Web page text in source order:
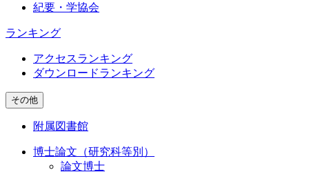
紀要・学協会
ランキング
アクセスランキング
ダウンロードランキング
その他
附属図書館
博士論文（研究科等別）
論文博士